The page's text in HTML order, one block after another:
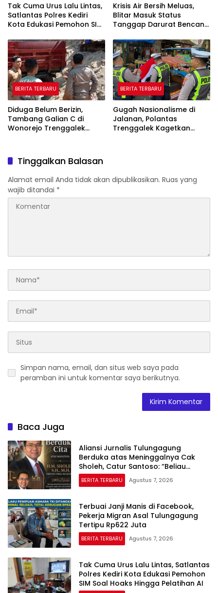
Tak Cuma Urus Lalu Lintas,
Satlantas Polres Kediri
Kota Edukasi Pemohon SIM
Pelatihan AI
Krisis Air Bersih Meluas,
Blitar Masuk Status
Tanggap Darurat Bencana
BERITA TERBARU
Diduga Belum Berizin,
Tambang Galian C di
Wonorejo Trenggalek
BERITA TERBARU
Gugah Nasionalisme di
Jalanan, Polantas
Trenggalek Kagetkan
Tinggalkan Balasan
Alamat email Anda tidak akan dipublikasikan. Ruas yang
wajib ditandai *
Simpan nama, email, dan situs web saya pada
peramban ini untuk komentar saya berikutnya.
Baca Juga
Aliansi Jurnalis Tulungagung
Berduka atas Meninggalnya Cak
Sholeh, Catur Santoso: “Beliau
Pejuang Keadilan yang Vokal”
BERITA TERBARU Agustus 7, 2026
Terbuai Janji Manis di Facebook,
Pekerja Migran Asal Tulungagung
Tertipu Rp622 Juta
BERITA TERBARU Agustus 7, 2026
Tak Cuma Urus Lalu Lintas, Satlantas
Polres Kediri Kota Edukasi Pemohon
SIM Soal Hoaks Hingga Pelatihan AI